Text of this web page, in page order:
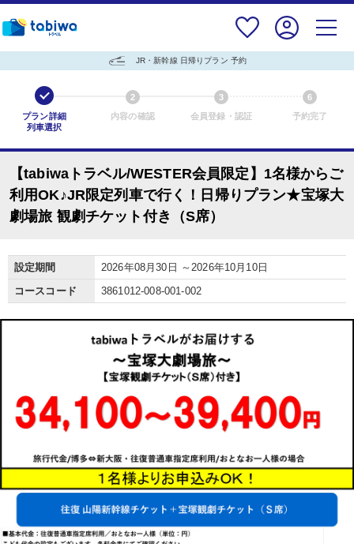
JR・新幹線 日帰りプラン 予約
1
プラン詳細
列車選択
2
内容の確認
3
会員登録・認証
6
予約完了
【tabiwaトラベル/WESTER会員限定】1名様からご
利用OK♪JR限定列車で行く！日帰りプラン★宝塚大
劇場旅 観劇チケット付き（S席）
設定期間
2026年08月30日 ～2026年10月10日
コースコード
3861012-008-001-002